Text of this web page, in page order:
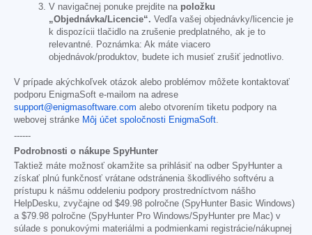
V navigačnej ponuke prejdite na položku
„Objednávka/Licencie“. Vedľa vašej objednávky/licencie je
k dispozícii tlačidlo na zrušenie predplatného, ak je to
relevantné. Poznámka: Ak máte viacero
objednávok/produktov, budete ich musieť zrušiť jednotlivo.
V prípade akýchkoľvek otázok alebo problémov môžete kontaktovať
podporu EnigmaSoft e-mailom na adrese
support@enigmasoftware.com alebo otvorením tiketu podpory na
webovej stránke Môj účet spoločnosti EnigmaSoft.
------
Podrobnosti o nákupe SpyHunter
Taktiež máte možnosť okamžite sa prihlásiť na odber SpyHunter a
získať plnú funkčnosť vrátane odstránenia škodlivého softvéru a
prístupu k nášmu oddeleniu podpory prostredníctvom nášho
HelpDesku, zvyčajne od $49.98 polročne (SpyHunter Basic Windows)
a $79.98 polročne (SpyHunter Pro Windows/SpyHunter pre Mac) v
súlade s ponukovými materiálmi a podmienkami registrácie/nákupnej